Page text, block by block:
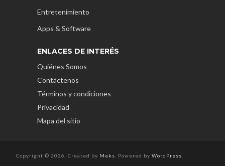
Entretenimiento
Apps & Software
ENLACES DE INTERÉS
Quiénes Somos
Contáctenos
Términos y condiciones
Privacidad
Mapa del sitio
Copyright © 2026. Created by Meks . Powered by WordPress